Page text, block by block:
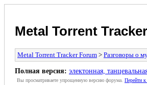
Metal Torrent
Metal Torrent Tracker Forum > Разговоры о
Полная версия: электонная,
Вы просматриваете yпpощеннyю веpсию форума. Пеpейти